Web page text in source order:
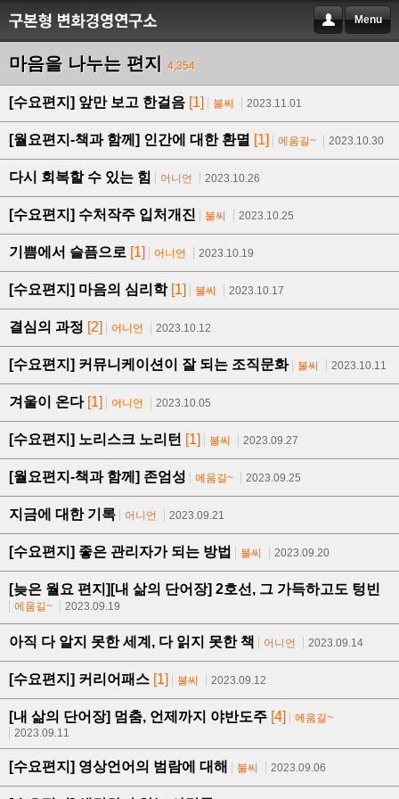
Menu
마음을 나누는 편지 4,354
[수요편지] 앞만 보고 한걸음 [1] 불씨 2023.11.01
[월요편지-책과 함께] 인간에 대한 환멸 [1] 에움길~ 2023.10.30
다시 회복할 수 있는 힘 어니언 2023.10.26
[수요편지] 수처작주 입처개진 불씨 2023.10.25
기쁨에서 슬픔으로 [1] 어니언 2023.10.19
[수요편지] 마음의 심리학 [1] 불씨 2023.10.17
결심의 과정 [2] 어니언 2023.10.12
[수요편지] 커뮤니케이션이 잘 되는 조직문화 불씨 2023.10.11
겨울이 온다 [1] 어니언 2023.10.05
[수요편지] 노리스크 노리턴 [1] 불씨 2023.09.27
[월요편지-책과 함께] 존엄성 에움길~ 2023.09.25
지금에 대한 기록 어니언 2023.09.21
[수요편지] 좋은 관리자가 되는 방법 불씨 2023.09.20
[늦은 월요 편지][내 삶의 단어장] 2호선, 그 가득하고도 텅빈
에움길~ 2023.09.19
아직 다 알지 못한 세계, 다 읽지 못한 책 어니언 2023.09.14
[수요편지] 커리어패스 [1] 불씨 2023.09.12
[내 삶의 단어장] 멈춤, 언제까지 야반도주 [4]
에움길~
2023.09.11
[수요편지] 영상언어의 범람에 대해 불씨 2023.09.06